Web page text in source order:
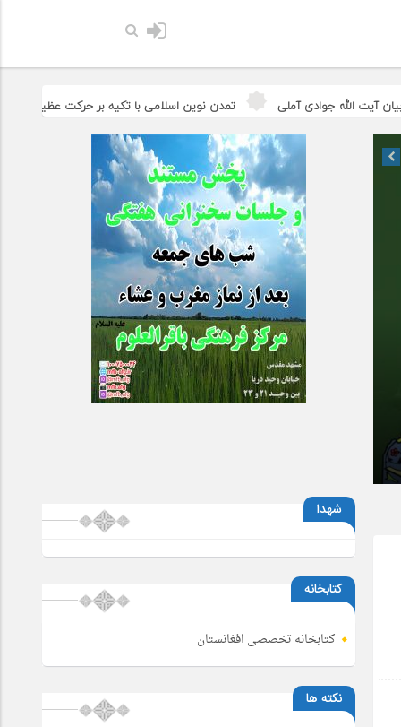
تمدن نوین اسلامی با تکیه بر حرکت عظیم اربعین ممکن می‌شود
شهدا
کتابخانه
کتابخانه تخصصی افغانستان
نکته ها